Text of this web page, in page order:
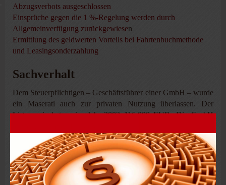
Abzugsverbots ausgeschlossen
Einsprüche gegen die 1 %-Regelung werden durch
Allgemeinverfügung zurückgewiesen
Ermittlung des geldwerten Vorteils bei Fahrtenbuchmethode
und Leasingsonderzahlung
Sachverhalt
Dem Steuerpflichtigen – Geschäftsführer einer GmbH – wurde
ein Maserati auch zur privaten Nutzung überlassen. Der
Listenpreis betrug im Jahr 2003 116.000 EUR. Die GmbH
Das FA ermittelte den geldwerten Vorteil für die private
Nutzung des Fahrzeugs in den Streitjahren nach der 1 %-
Regelung und nicht nach dem Verhältnis der privaten Fahrten
zu den übrigen Fahrten gemäß vorgelegtem Fahrtenbuch. Das